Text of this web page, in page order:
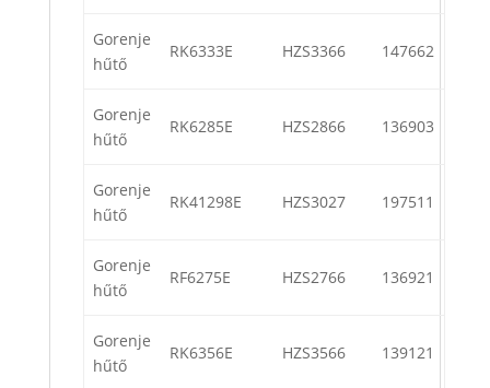
Gorenje
hűtő
RK6333E HZS3366 147662
Gorenje
hűtő
RK6285E HZS2866 136903
Gorenje
hűtő
RK41298E HZS3027 197511
Gorenje
hűtő
RF6275E HZS2766 136921
Gorenje
hűtő
RK6356E HZS3566 139121